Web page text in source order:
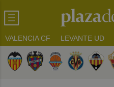
VALENCIA CF LEVANTE UD